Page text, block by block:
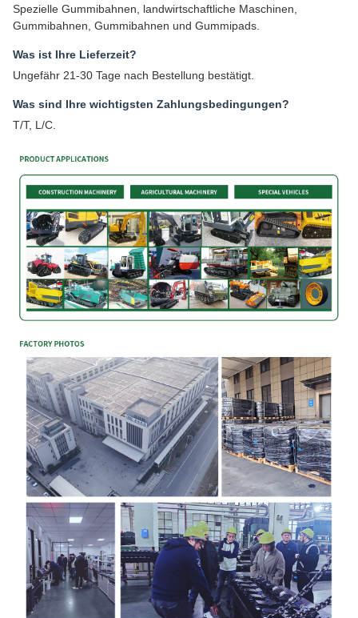
Spezielle Gummibahnen, landwirtschaftliche Maschinen,
Gummibahnen, Gummibahnen und Gummipads.
Was ist Ihre Lieferzeit?
Ungefähr 21-30 Tage nach Bestellung bestätigt.
Was sind Ihre wichtigsten Zahlungsbedingungen?
T/T, L/C.